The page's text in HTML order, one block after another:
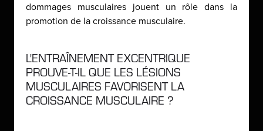
dommages musculaires jouent un rôle dans la
promotion de la croissance musculaire.
L'ENTRAÎNEMENT EXCENTRIQUE
PROUVE-T-IL QUE LES LÉSIONS
MUSCULAIRES FAVORISENT LA
CROISSANCE MUSCULAIRE ?